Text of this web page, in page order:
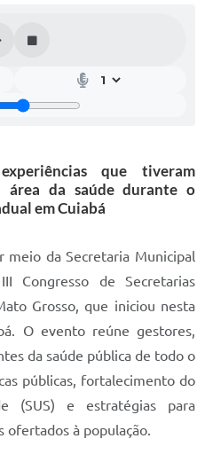
que tiveram
área da saúde durante o
em Cuiabá
da Secretaria Municipal
Congresso de Secretarias
Grosso, que iniciou nesta
O evento reúne gestores,
da saúde pública de todo o
públicas, fortalecimento do
(SUS) e estratégias para
à população.